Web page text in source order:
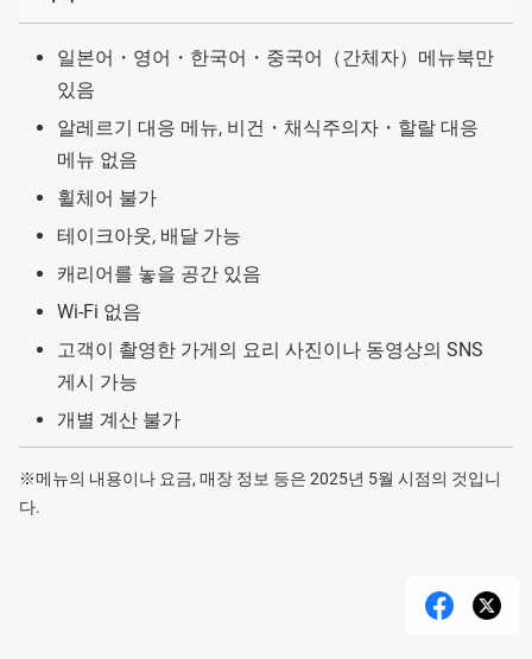
일본어・영어・한국어・중국어（간체자）메뉴북만
있음
알레르기 대응 메뉴, 비건・채식주의자・할랄 대응
메뉴 없음
휠체어 불가
테이크아웃, 배달 가능
캐리어를 놓을 공간 있음
Wi-Fi 없음
고객이 촬영한 가게의 요리 사진이나 동영상의 SNS
게시 가능
개별 계산 불가
※메뉴의 내용이나 요금, 매장 정보 등은 2025년 5월 시점의 것입니
다.